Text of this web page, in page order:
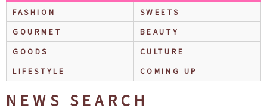
FASHION
SWEETS
GOURMET
BEAUTY
GOODS
CULTURE
LIFESTYLE
COMING UP
NEWS SEARCH